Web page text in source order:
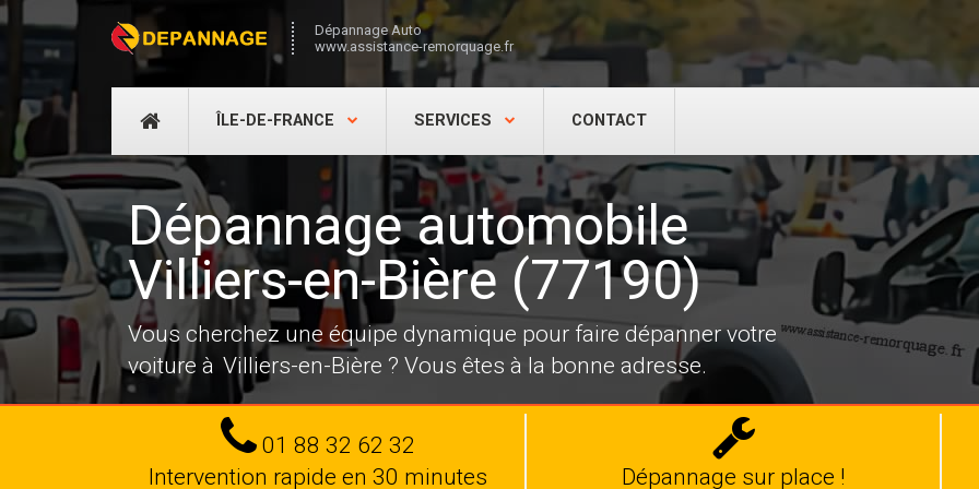
Dépannage Auto
www.assistance-remorquage.fr
DÉPANNAGE
ÎLE-DE-FRANCE SERVICES CONTACT
Dépannage automobile
Villiers-en-Bière (77190)
Vous cherchez une équipe dynamique pour faire dépanner votre
voiture à Villiers-en-Bière ? Vous êtes à la bonne adresse.
Tel
01 88 32 62 32
Intervention rapide en 30 minutes
Dépannage
Dépannage sur place !